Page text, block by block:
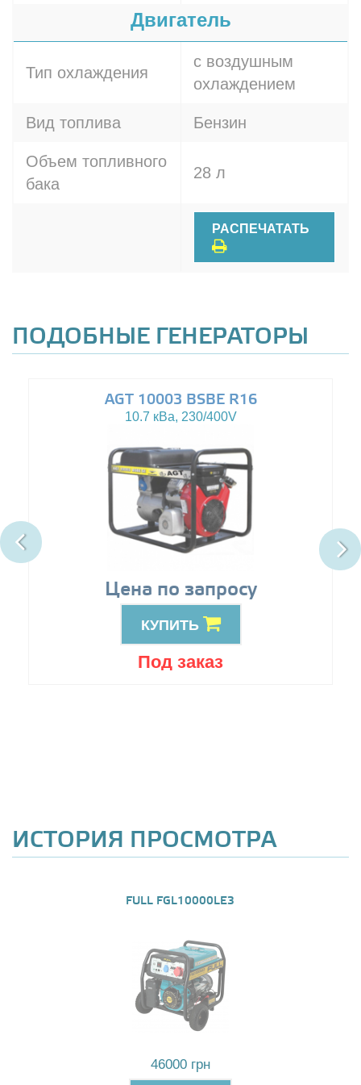
Двигатель
Тип охлаждения
с воздушным
охлаждением
Вид топлива Бензин
Объем топливного
бака
28 л
РАСПЕЧАТАТЬ
ПОДОБНЫЕ ГЕНЕРАТОРЫ
AGT 10003 BSBE R16
10.7 кВа, 230/400V
Цена по запросу
КУПИТЬ
Под заказ
ИСТОРИЯ ПРОСМОТРА
FULL FGL10000LE3
46000 грн